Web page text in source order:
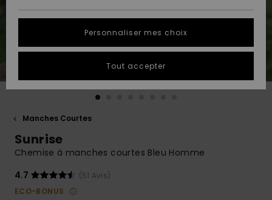
A
Découvrir
A
Découvrir
tailles
conversation
obtenir la
à votre
Démarrer
QUIKSILVER
Manches Courtes
Sunrise
Chemise à manches courtes Bleu Homme
4.7
(51 Avis)
ECO-BONUS
Personnaliser mes choix
Tout accepter